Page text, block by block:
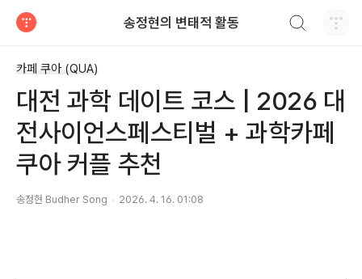
송정현의 변태적 활동
카페 쿠아 (QUA)
대전 과학 데이트 코스 | 2026 대
전사이언스페스티벌 + 과학카페
쿠아 커플 추천
송정현 Budher Song 2026. 4. 16. 01:08